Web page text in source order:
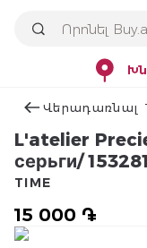
Վերադառնալ
L'atelier
серьги/
15 000 ֏
TIME